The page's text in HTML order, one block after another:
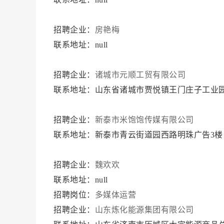
招聘企业： 房艳梅
联系地址：null
招聘企业： 诸城市元顺工贸有限公司
联系地址：山东省诸城市贾悦镇王门庄子工业
招聘企业： 新泰市米饱饱传媒有限公司
联系地址：新泰市青云街道园西路明珠广告3楼
招聘企业： 魏欢欢
联系地址：null
招聘岗位： 多媒体运营
招聘企业： 山东炼化能源集团有限公司